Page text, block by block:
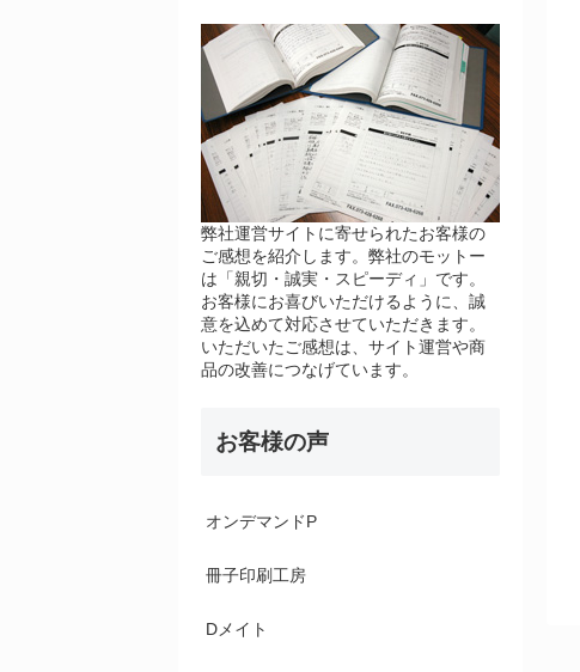
弊社運営サイトに寄せられたお客様の
ご感想を紹介します。弊社のモットー
は「親切・誠実・スピーディ」です。
お客様にお喜びいただけるように、誠
意を込めて対応させていただきます。
いただいたご感想は、サイト運営や商
品の改善につなげています。
お客様の声
オンデマンドP
冊子印刷工房
Dメイト